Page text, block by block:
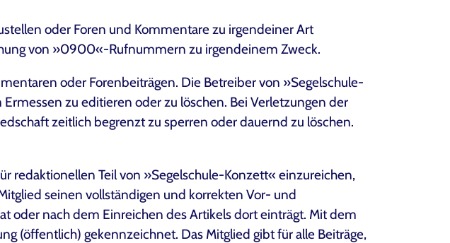
oder Foren und Kommentare zu irgendeiner Art
von »0900«-Rufnummern zu irgendeinem Zweck.
oder Forenbeiträgen. Die Betreiber von »Segelschule-
zu editieren oder zu löschen. Bei Verletzungen der
zeitlich begrenzt zu sperren oder dauernd zu löschen.
redaktionellen Teil von »Segelschule-Konzett« einzureichen,
seinen vollständigen und korrekten Vor- und
oder nach dem Einreichen des Artikels dort einträgt. Mit dem
(öffentlich) gekennzeichnet. Das Mitglied gibt für alle Beiträge,